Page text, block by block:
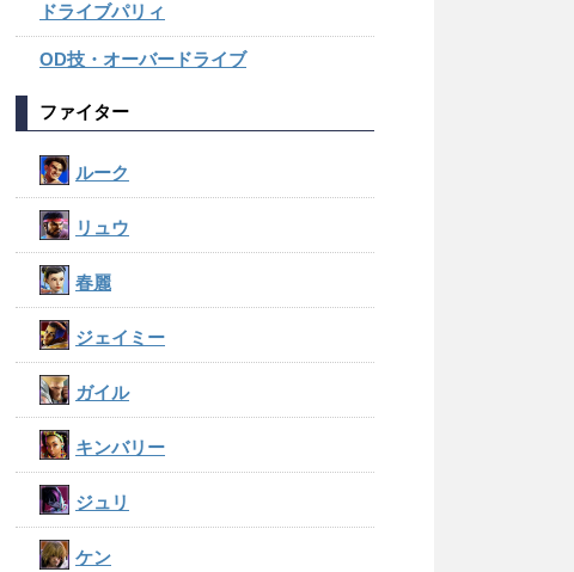
ドライブパリィ
OD技・オーバードライブ
ファイター
ルーク
リュウ
春麗
ジェイミー
ガイル
キンバリー
ジュリ
ケン